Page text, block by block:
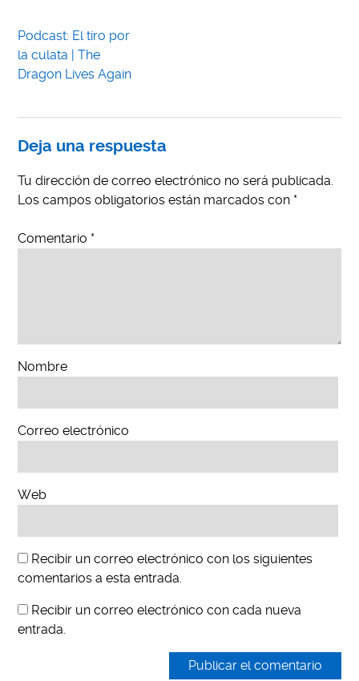
Podcast: El tiro por
la culata | The
Dragon Lives Again
Deja una respuesta
Tu dirección de correo electrónico no será publicada.
Los campos obligatorios están marcados con *
Comentario *
Nombre
Correo electrónico
Web
Recibir un correo electrónico con los siguientes
comentarios a esta entrada.
Recibir un correo electrónico con cada nueva
entrada.